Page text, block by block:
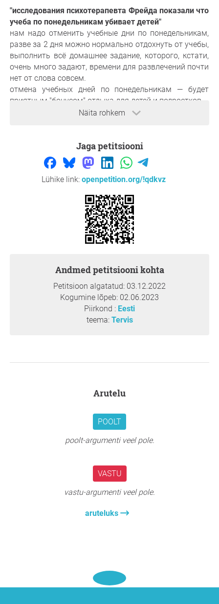
Näita rohkem
"исследования психотерапевта Фрейда показали что
учеба по понедельникам убивает детей"
нам надо отменить учебные дни по понедельникам,
разве за 2 дня можно нормально отдохнуть от учебы,
выполнить всё домашнее задание, которого, кстати,
очень много задают, времени для развлечений почти
нет от слова совсем.
отмена учебных дней по понедельникам — будет
приятным "бонусом" отдыха для детей и подростков.
Jaga petitsiooni
Lühike link: openpetition.org/!qdkvz
andmed petitsiooni kohta
Petitsioon algatatud: 03.12.2022
Kogumine lõpeb: 02.06.2023
Piirkond : Eesti
teema: Tervis
arutelu
POOLT
poolt-argumenti veel pole.
VASTU
vastu-argumenti veel pole.
aruteluks